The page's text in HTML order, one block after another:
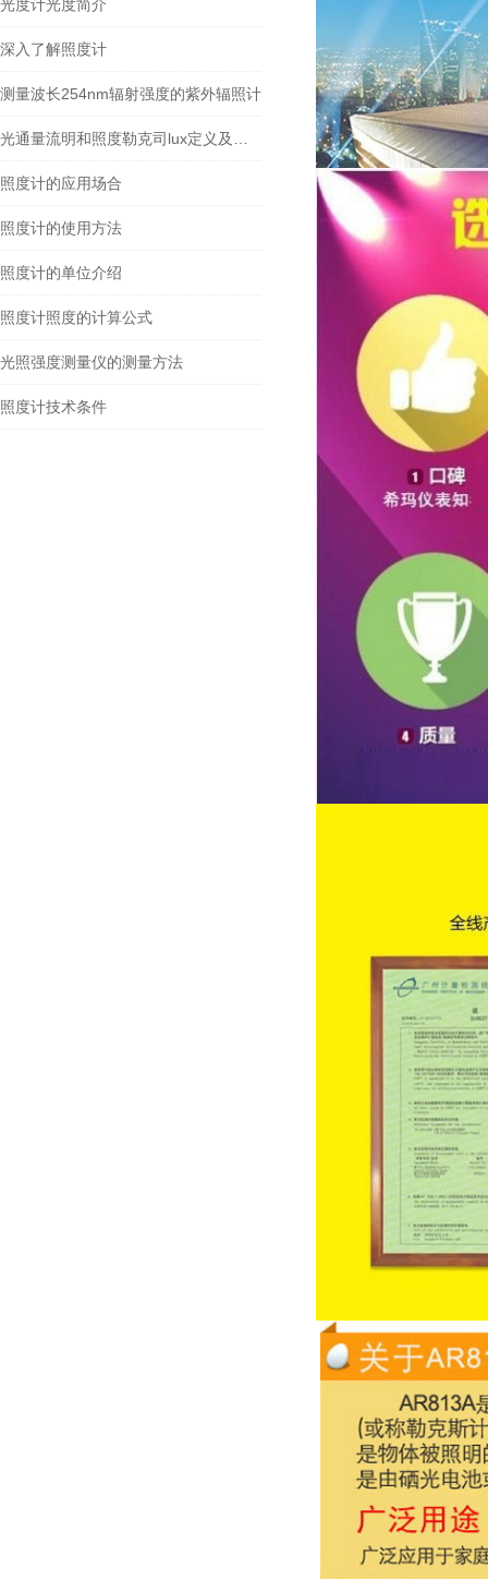
光度计光度简介
深入了解照度计
测量波长254nm辐射强度的紫外辐照计
照度计的应用场合
照度计的使用方法
照度计的单位介绍
照度计照度的计算公式
光照强度测量仪的测量方法
照度计技术条件